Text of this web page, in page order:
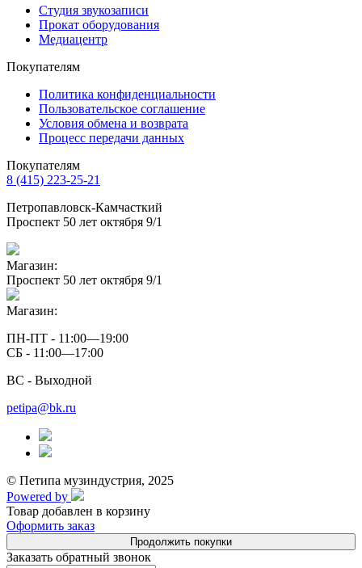
Студия звукозаписи
Прокат оборудования
Медиацентр
Покупателям
Политика конфиденциальности
Пользовательское соглашение
Условия обмена и возврата
Процесс передачи данных
Покупателям
8 (415) 223-25-21
Петропавловск-Камчасткий
Проспект 50 лет октября 9/1
Магазин:
Проспект 50 лет октября 9/1
Магазин:
ПН-ПТ - 11:00—19:00
СБ - 11:00—17:00
ВС - Выходной
petipa@bk.ru
© Петипа музиндустрия, 2025
Powered by
Товар добавлен в корзину
Оформить заказ
Продолжить покупки
Заказать обратный звонок